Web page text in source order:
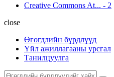
Creative Commons At... - 2
close
Өгөгдлийн бүрдлүүд
Үйл ажиллагааны урсгал
Танилцуулга